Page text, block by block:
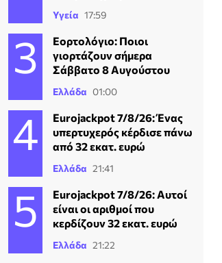
Υγεία 17:59
Εορτολόγιο: Ποιοι
γιορτάζουν σήμερα
Σάββατο 8 Αυγούστου
Ελλάδα 01:00
Eurojackpot 7/8/26: Ένας
υπερτυχερός κέρδισε πάνω
από 32 εκατ. ευρώ
Ελλάδα 21:41
Eurojackpot 7/8/26: Αυτοί
είναι οι αριθμοί που
κερδίζουν 32 εκατ. ευρώ
Ελλάδα 21:22